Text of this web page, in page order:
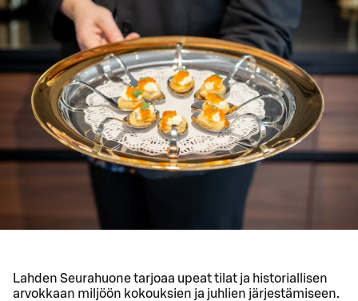
Lahden Seurahuone tarjoaa upeat tilat ja historiallisen
arvokkaan miljöön kokouksien ja juhlien järjestämiseen.